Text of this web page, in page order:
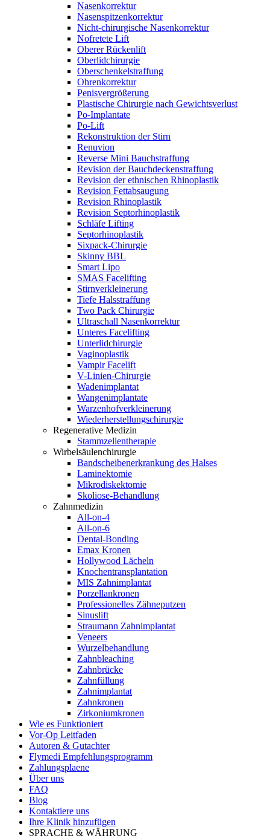
Nasenkorrektur
Nasenspitzenkorrektur
Nicht-chirurgische Nasenkorrektur
Nofretete Lift
Oberer Rückenlift
Oberlidchirurgie
Oberschenkelstraffung
Ohrenkorrektur
Penisvergrößerung
Plastische Chirurgie nach Gewichtsverlust
Po-Implantate
Po-Lift
Rekonstruktion der Stirn
Renuvion
Reverse Mini Bauchstraffung
Revision der Bauchdeckenstraffung
Revision der ethnischen Rhinoplastik
Revision Fettabsaugung
Revision Rhinoplastik
Revision Septorhinoplastik
Schläfe Lifting
Septorhinoplastik
Sixpack-Chirurgie
Skinny BBL
Smart Lipo
SMAS Facelifting
Stirnverkleinerung
Tiefe Halsstraffung
Two Pack Chirurgie
Ultraschall Nasenkorrektur
Unteres Facelifting
Unterlidchirurgie
Vaginoplastik
Vampir Facelift
V-Linien-Chirurgie
Wadenimplantat
Wangenimplantate
Warzenhofverkleinerung
Wiederherstellungschirurgie
Regenerative Medizin
Stammzellentherapie
Wirbelsäulenchirurgie
Bandscheibenerkrankung des Halses
Laminektomie
Mikrodiskektomie
Skoliose-Behandlung
Zahnmedizin
All-on-4
All-on-6
Dental-Bonding
Emax Kronen
Hollywood Lächeln
Knochentransplantation
MIS Zahnimplantat
Porzellankronen
Professionelles Zähneputzen
Sinuslift
Straumann Zahnimplantat
Veneers
Wurzelbehandlung
Zahnbleaching
Zahnbrücke
Zahnfüllung
Zahnimplantat
Zahnkronen
Zirkoniumkronen
Wie es Funktioniert
Vor-Op Leitfaden
Autoren & Gutachter
Flymedi Empfehlungsprogramm
Zahlungsplaene
Über uns
FAQ
Blog
Kontaktiere uns
Ihre Klinik hinzufügen
SPRACHE & WÄHRUNG